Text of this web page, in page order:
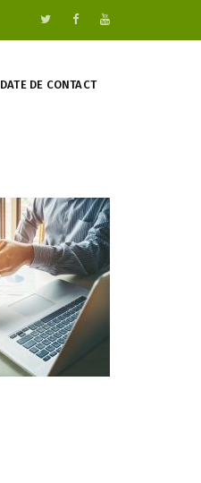
DATE DE CONTACT